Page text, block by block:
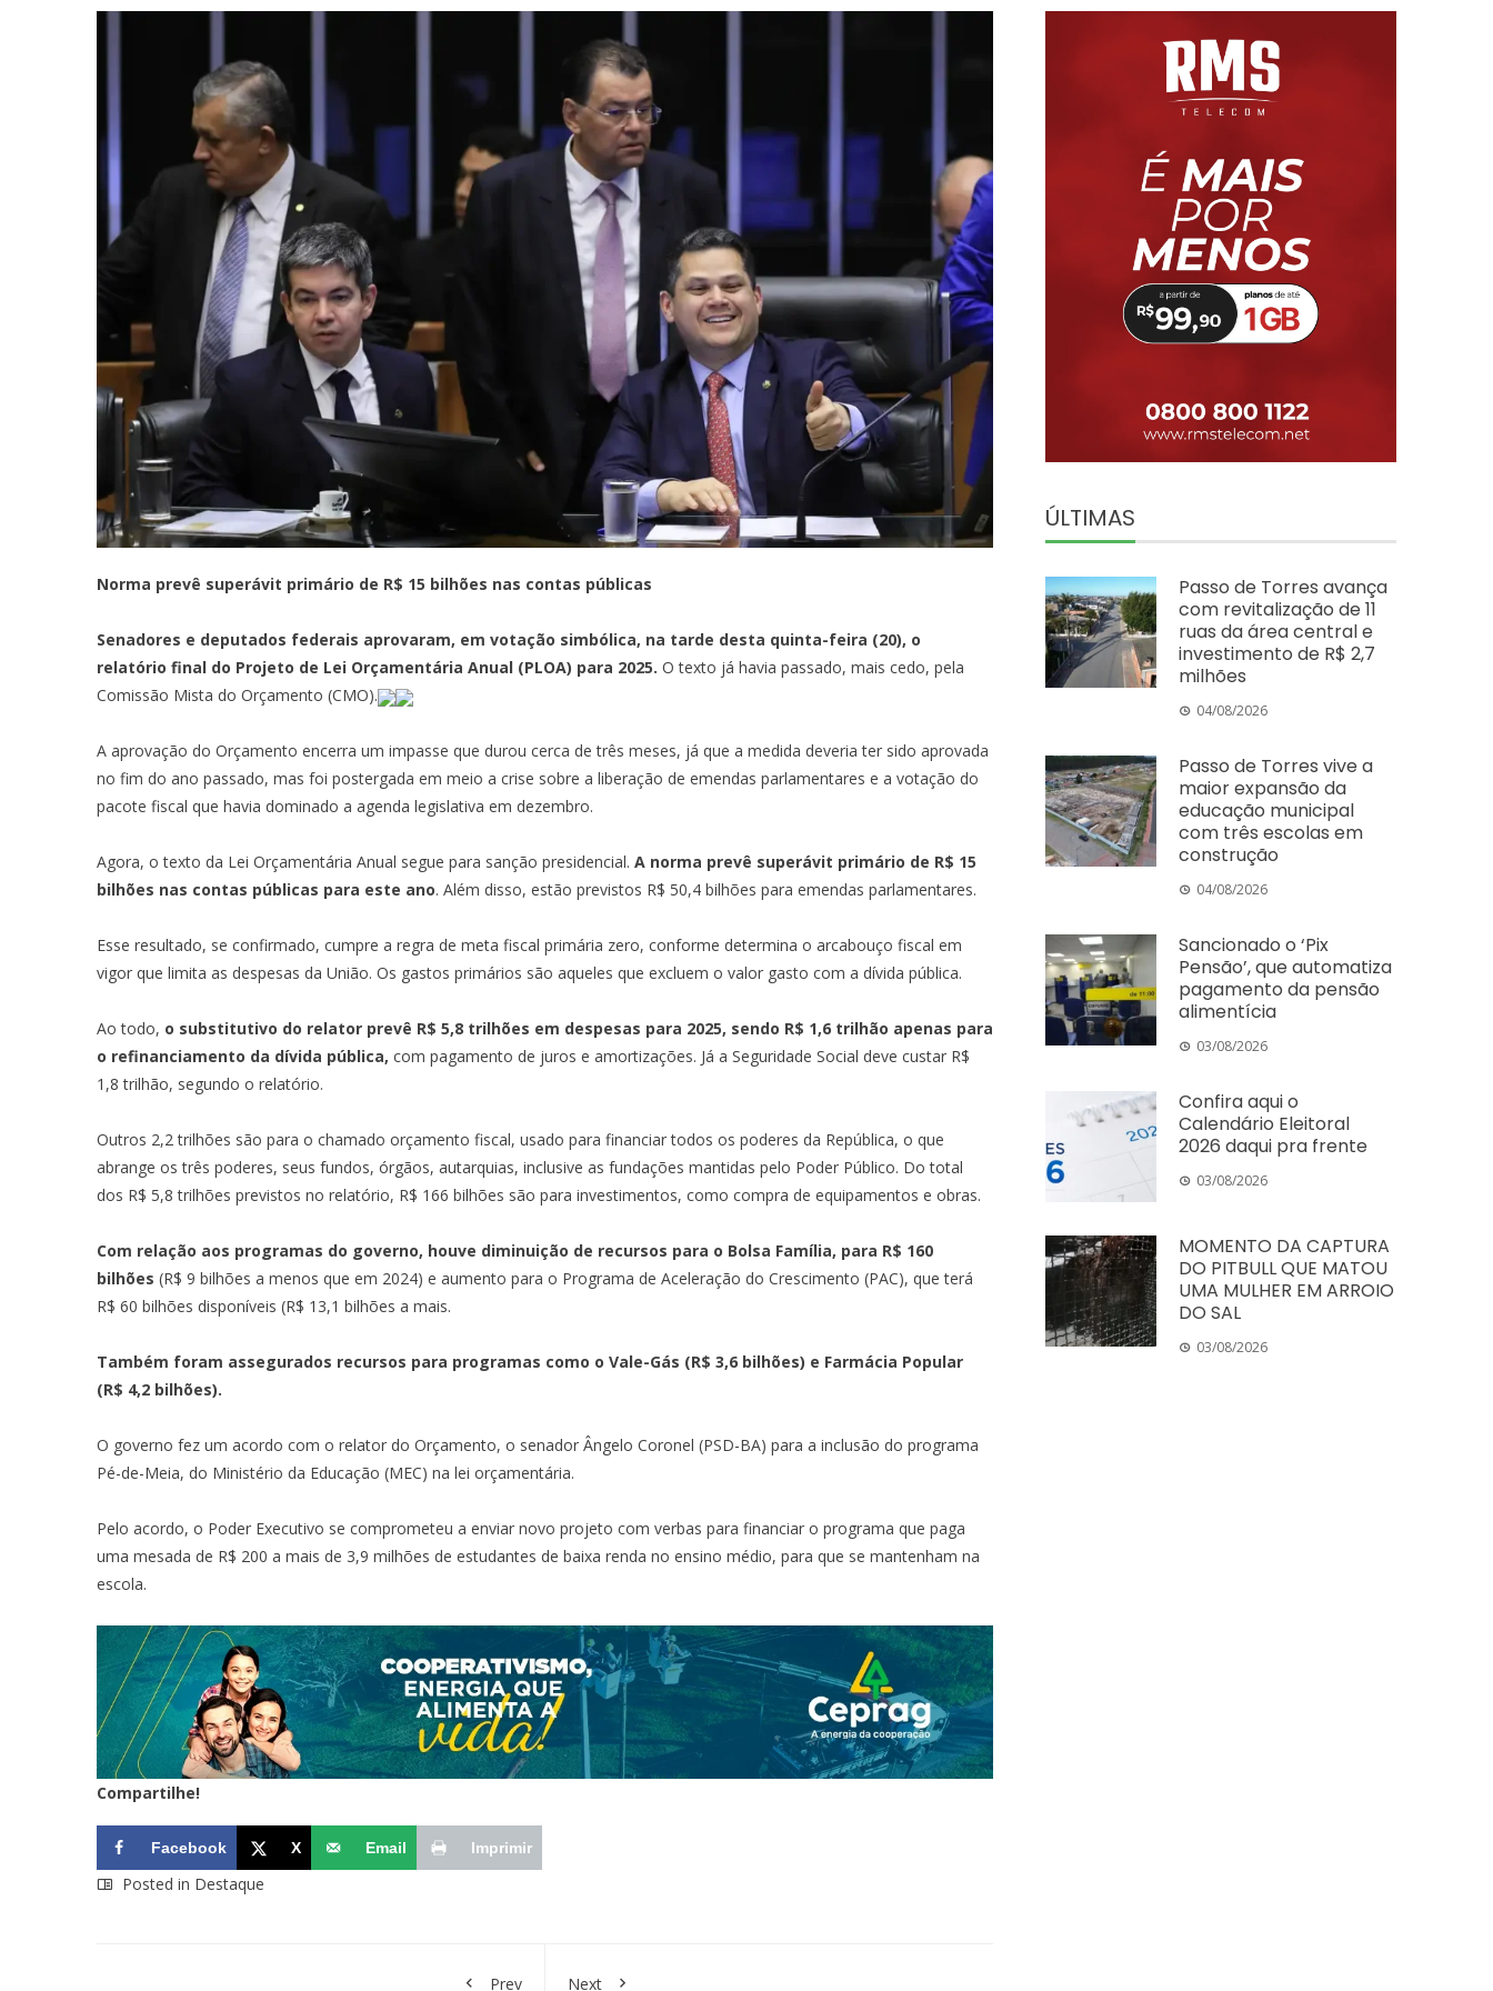
Norma prevê superávit primário de R$ 15 bilhões nas contas públicas
Senadores e deputados federais aprovaram, em votação simbólica, na tarde desta quinta-feira (20), o
relatório final do Projeto de Lei Orçamentária Anual (PLOA) para 2025. O texto já havia passado, mais cedo, pela
Comissão Mista do Orçamento (CMO).
A aprovação do Orçamento encerra um impasse que durou cerca de três meses, já que a medida deveria ter sido aprovada
no fim do ano passado, mas foi postergada em meio a crise sobre a liberação de emendas parlamentares e a votação do
pacote fiscal que havia dominado a agenda legislativa em dezembro.
Agora, o texto da Lei Orçamentária Anual segue para sanção presidencial. A norma prevê superávit primário de R$ 15
bilhões nas contas públicas para este ano. Além disso, estão previstos R$ 50,4 bilhões para emendas parlamentares.
Esse resultado, se confirmado, cumpre a regra de meta fiscal primária zero, conforme determina o arcabouço fiscal em
vigor que limita as despesas da União. Os gastos primários são aqueles que excluem o valor gasto com a dívida pública.
Ao todo, o substitutivo do relator prevê R$ 5,8 trilhões em despesas para 2025, sendo R$ 1,6 trilhão apenas para
o refinanciamento da dívida pública, com pagamento de juros e amortizações. Já a Seguridade Social deve custar R$
1,8 trilhão, segundo o relatório.
Outros 2,2 trilhões são para o chamado orçamento fiscal, usado para financiar todos os poderes da República, o que
abrange os três poderes, seus fundos, órgãos, autarquias, inclusive as fundações mantidas pelo Poder Público. Do total
dos R$ 5,8 trilhões previstos no relatório, R$ 166 bilhões são para investimentos, como compra de equipamentos e obras.
Com relação aos programas do governo, houve diminuição de recursos para o Bolsa Família, para R$ 160
bilhões (R$ 9 bilhões a menos que em 2024) e aumento para o Programa de Aceleração do Crescimento (PAC), que terá
R$ 60 bilhões disponíveis (R$ 13,1 bilhões a mais.
Também foram assegurados recursos para programas como o Vale-Gás (R$ 3,6 bilhões) e Farmácia Popular
(R$ 4,2 bilhões).
O governo fez um acordo com o relator do Orçamento, o senador Ângelo Coronel (PSD-BA) para a inclusão do programa
Pé-de-Meia, do Ministério da Educação (MEC) na lei orçamentária.
Pelo acordo, o Poder Executivo se comprometeu a enviar novo projeto com verbas para financiar o programa que paga
uma mesada de R$ 200 a mais de 3,9 milhões de estudantes de baixa renda no ensino médio, para que se mantenham na
escola.
Compartilhe!
Facebook X Email Imprimir
Posted in Destaque
Prev Next
ÚLTIMAS
Passo de Torres avança
com revitalização de 11
ruas da área central e
investimento de R$ 2,7
milhões
04/08/2026
Passo de Torres vive a
maior expansão da
educação municipal
com três escolas em
construção
04/08/2026
Sancionado o ‘Pix
Pensão’, que automatiza
pagamento da pensão
alimentícia
03/08/2026
Confira aqui o
Calendário Eleitoral
2026 daqui pra frente
03/08/2026
MOMENTO DA CAPTURA
DO PITBULL QUE MATOU
UMA MULHER EM ARROIO
DO SAL
03/08/2026